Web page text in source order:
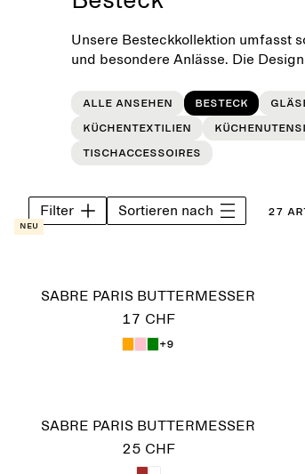
Unsere Besteckkollektion umfasst
und besondere Anlässe. Die
aufwerten kannst.
Alle ansehen Besteck
Küchentextilien
Tischaccessoires
Filter Sortieren nach 27
Neu
SABRE PARIS BUTTERMESSER
17 CHF
+9
SABRE PARIS BUTTERMESSER
25 CHF